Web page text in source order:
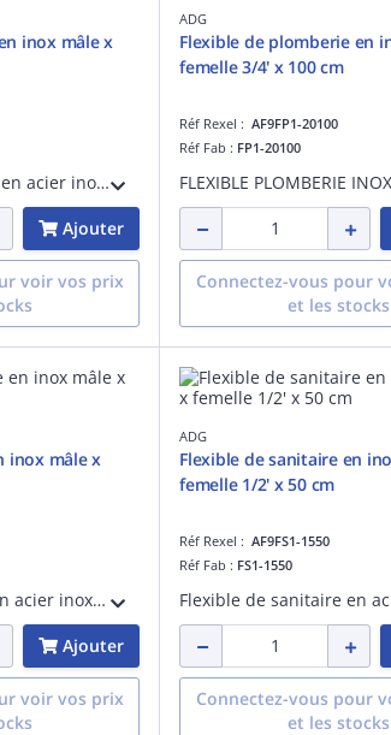
inox mâle x
Flexible de plomberie en acier inoxydable - PN 10 - fourni avec une patte d'accroche - mâle x femelle 1/2' - longueur de 50 cm
Ajouter
voir vos prix
ADG
Flexible de plomberie en
femelle 3/4' x 100 cm
Réf Rexel : AF9FP1-20100
Réf Fab : FP1-20100
Connectez-vous pour
et les stocks
inox mâle x
Flexible de sanitaire en acier inoxydable - PN 8 - fourni avec une patte d'accroche - mâle x femelle 3/8' - longueur de 50 cm
Ajouter
voir vos prix
ADG
Flexible de sanitaire en
femelle 1/2' x 50 cm
Réf Rexel : AF9FS1-1550
Réf Fab : FS1-1550
Connectez-vous pour
et les stocks